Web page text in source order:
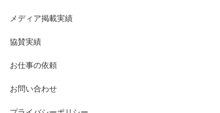
メディア掲載実績
協賛実績
お仕事の依頼
お問い合わせ